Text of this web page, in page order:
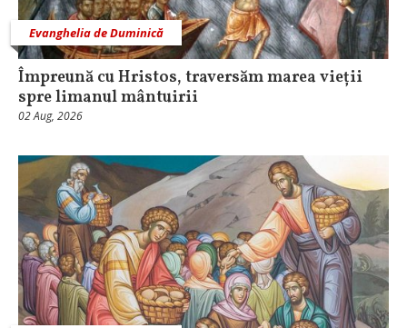
Evanghelia de Duminică
Împreună cu Hristos, traversăm marea vieții
spre limanul mântuirii
02 Aug, 2026